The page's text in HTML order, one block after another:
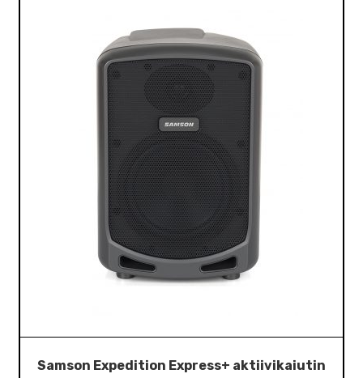
Samson ​Expedition Express+ aktiivikaiutin